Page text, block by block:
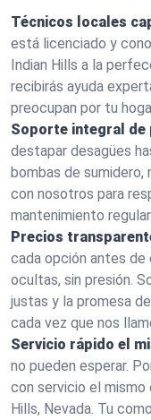
Técnicos locales
está licenciado y
Indian Hills a la
recibirás ayuda
preocupan por tu
Soporte integral de
destapar desagües
bombas de sumidero,
con nosotros para
mantenimiento
Precios
cada opción antes de
ocultas, sin presión.
justas y la promesa
cada vez que nos
Servicio rápido el
no pueden esperar.
con servicio el mismo
Hills, Nevada. Tu